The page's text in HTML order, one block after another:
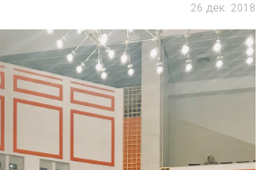
26 дек. 2018